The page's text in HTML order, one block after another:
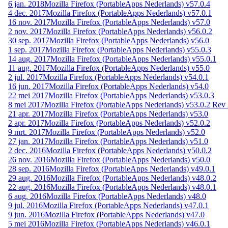
6 jan. 2018Mozilla Firefox (PortableApps Nederlands) v57.0.4
4 dec. 2017Mozilla Firefox (PortableApps Nederlands) v57.0.1
16 nov. 2017Mozilla Firefox (PortableApps Nederlands) v57.0
2 nov. 2017Mozilla Firefox (PortableApps Nederlands) v56.0.2
30 sep. 2017Mozilla Firefox (PortableApps Nederlands) v56.0
1 sep. 2017Mozilla Firefox (PortableApps Nederlands) v55.0.3
14 aug. 2017Mozilla Firefox (PortableApps Nederlands) v55.0.1
11 aug. 2017Mozilla Firefox (PortableApps Nederlands) v55.0
2 jul. 2017Mozilla Firefox (PortableApps Nederlands) v54.0.1
16 jun. 2017Mozilla Firefox (PortableApps Nederlands) v54.0
22 mei 2017Mozilla Firefox (PortableApps Nederlands) v53.0.3
8 mei 2017Mozilla Firefox (PortableApps Nederlands) v53.0.2 Rev
21 apr. 2017Mozilla Firefox (PortableApps Nederlands) v53.0
2 apr. 2017Mozilla Firefox (PortableApps Nederlands) v52.0.2
9 mrt. 2017Mozilla Firefox (PortableApps Nederlands) v52.0
27 jan. 2017Mozilla Firefox (PortableApps Nederlands) v51.0
2 dec. 2016Mozilla Firefox (PortableApps Nederlands) v50.0.2
26 nov. 2016Mozilla Firefox (PortableApps Nederlands) v50.0
28 sep. 2016Mozilla Firefox (PortableApps Nederlands) v49.0.1
29 aug. 2016Mozilla Firefox (PortableApps Nederlands) v48.0.2
22 aug. 2016Mozilla Firefox (PortableApps Nederlands) v48.0.1
6 aug. 2016Mozilla Firefox (PortableApps Nederlands) v48.0
9 jul. 2016Mozilla Firefox (PortableApps Nederlands) v47.0.1
9 jun. 2016Mozilla Firefox (PortableApps Nederlands) v47.0
5 mei 2016Mozilla Firefox (PortableApps Nederlands) v46.0.1